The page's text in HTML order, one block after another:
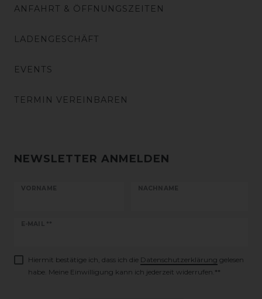
ANFAHRT & ÖFFNUNGSZEITEN
LADENGESCHÄFT
EVENTS
TERMIN VEREINBAREN
NEWSLETTER ANMELDEN
VORNAME NACHNAME
E-MAIL **
Newsletter
Hiermit bestätige ich, dass ich die Daten­schutz­erklärung gelesen
habe. Meine Einwilligung kann ich jederzeit widerrufen.**